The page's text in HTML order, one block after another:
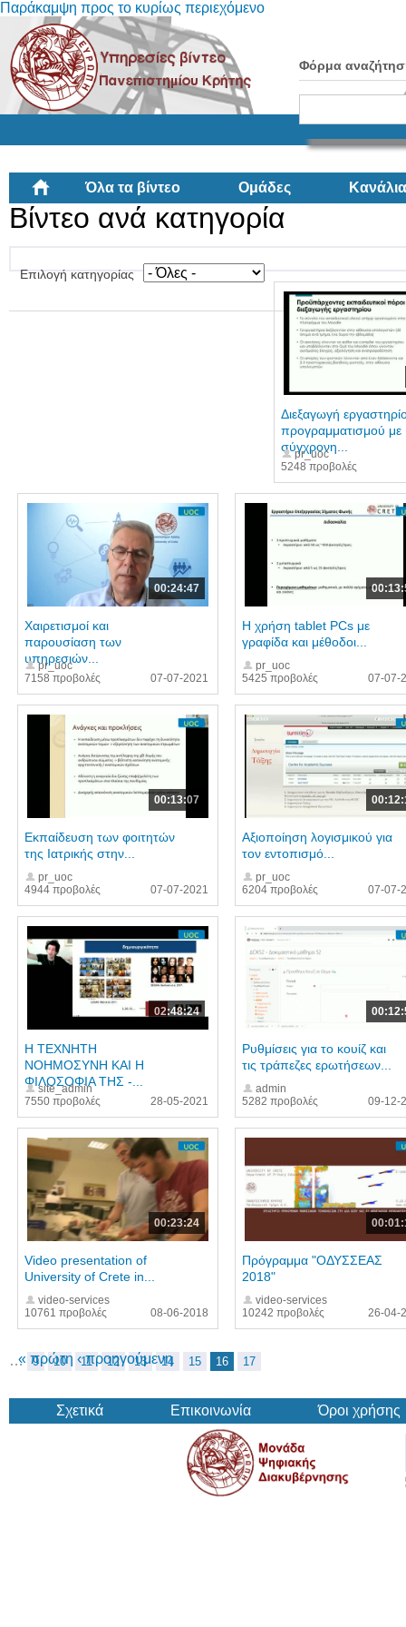
Παράκαμψη προς το κυρίως περιεχόμενο
Φόρμα
Όλα τα βίντεο Ομάδες Κανάλια
Βίντεο ανά κατηγορία
Επιλογή κατηγορίας
5248 προβολές
Διεξαγωγή
προγραμματισμού με
σύγχρονη...
pr_uoc
00:24:47
7158 προβολές
Χαιρετισμοί και
παρουσίαση των
υπηρεσιών...
pr_uoc
07-07-2021
5425 προβολές
Η χρήση tablet PCs με
γραφίδα και μέθοδοι...
pr_uoc
07-07-
00:13:07
4944 προβολές
Εκπαίδευση των φοιτητών
της Ιατρικής στην...
pr_uoc
07-07-2021
6204 προβολές
Αξιοποίηση λογισμικού για
τον εντοπισμό...
pr_uoc
07-07-
02:48:24
7550 προβολές
Η ΤΕΧΝΗΤΗ
ΝΟΗΜΟΣΥΝΗ ΚΑΙ Η
ΦΙΛΟΣΟΦΙΑ ΤΗΣ -...
site_admin
28-05-2021
5282 προβολές
Ρυθμίσεις για το κουίζ και
τις τράπεζες ερωτήσεων...
admin
09-12-
00:23:24
10761 προβολές
Video presentation of
University of Crete in...
video-services
08-06-2018
10242 προβολές
Πρόγραμμα "ΟΔΥΣΣΕΑΣ
2018"
video-services
26-04-
« πρώτη ‹ προηγούμενη
… 9 10 11 12 13 14 15 16 17
Σχετικά Επικοινωνία Όροι χρήσης